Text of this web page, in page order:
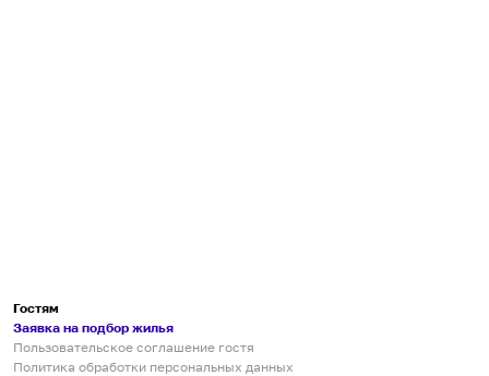
Гостям
Заявка на подбор жилья
Пользовательское соглашение гостя
Политика обработки персональных данных